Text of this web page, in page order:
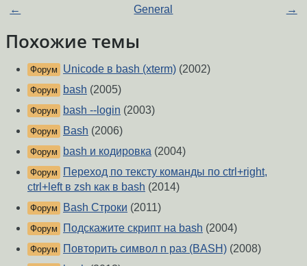
← General →
Похожие темы
Форум Unicode в bash (xterm) (2002)
Форум bash (2005)
Форум bash --login (2003)
Форум Bash (2006)
Форум bash и кодировка (2004)
Форум
Переход по тексту команды по ctrl+right,
ctrl+left в zsh как в bash (2014)
Форум Bash Строки (2011)
Форум Подскажите скрипт на bash (2004)
Форум Повторить символ n раз (BASH) (2008)